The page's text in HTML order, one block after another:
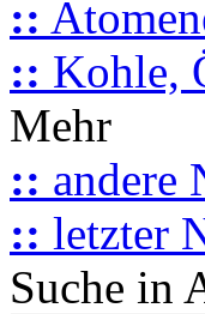
::
:: Kohle,
Mehr
:: andere
:: letzter
Suche in